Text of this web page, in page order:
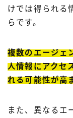
けでは得られる
らです。
複数のエージェ
人情報にアクセ
れる可能性が高
また、異なるエ